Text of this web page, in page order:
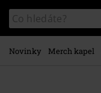
hlavnímu
obsahu
Katalog
vyhledávání
Novinky Merch kapel